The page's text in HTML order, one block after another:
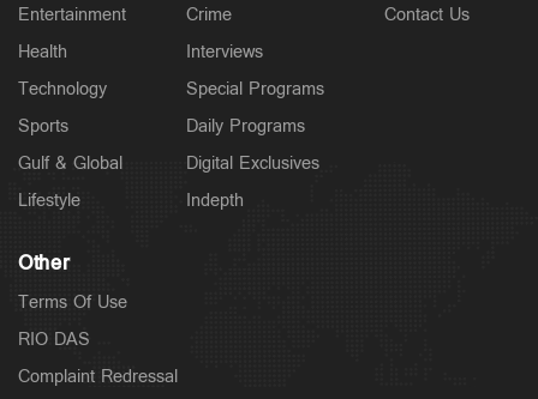
Entertainment
Health
Technology
Sports
Gulf & Global
Lifestyle
Crime
Interviews
Special Programs
Daily Programs
Digital Exclusives
Indepth
Contact Us
Other
Terms Of Use
RIO DAS
Complaint Redressal